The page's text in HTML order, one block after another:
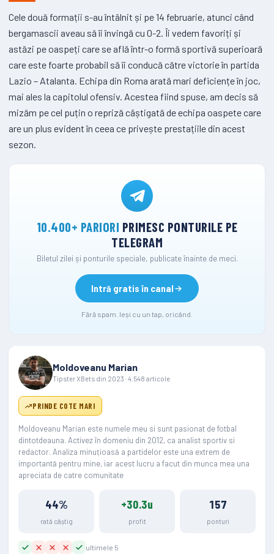
Cele două formații s-au întâlnit și pe 14 februarie, atunci când
bergamascii aveau să îi învingă cu 0-2. Îi vedem favoriți și
astăzi pe oaspeți care se află într-o formă sportivă superioară
care este foarte probabil să îi conducă către victorie în partida
Lazio – Atalanta. Echipa din Roma arată mari deficiențe în joc,
mai ales la capitolul ofensiv. Acestea fiind spuse, am decis să
mizăm pe cel puțin o repriză câștigată de echipa oaspete care
are un plus evident în ceea ce privește prestațiile din acest
sezon.
10.400+ PARIORI PRIMESC PONTURILE PE
TELEGRAM
Biletul zilei și ponturile speciale, publicate înainte de meci.
Intră gratis în canal
Fără spam. Ieși cu un tap, oricând.
Moldoveanu Marian
Tipster XBets din 2023 · 4.548 articole
PRINDE COTE MARI
Moldoveanu Marian este numele meu si sunt pasionat de fotbal
dintotdeauna. Activez în domeniu din 2012, ca analist sportiv si
redactor. Analiza minuțioasă a partidelor este una extrem de
importantă pentru mine, iar acest lucru a facut din munca mea una
apreciata de catre comunitate
44%
rată câștig
+30.3u
profit
157
ponturi
ultimele 5